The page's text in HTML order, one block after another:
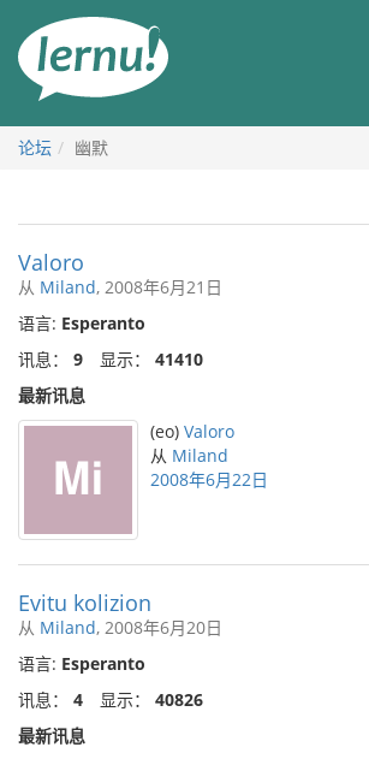
论坛 幽默
Valoro
从 Miland, 2008年6月21日
语言: Esperanto
讯息： 9 显示： 41410
最新讯息
(eo) Valoro
从 Miland
2008年6月22日
Evitu kolizion
从 Miland, 2008年6月20日
语言: Esperanto
讯息： 4 显示： 40826
最新讯息